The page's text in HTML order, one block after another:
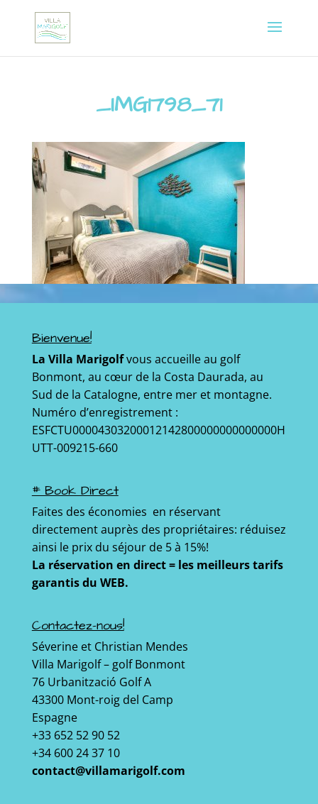
_IMG1798_71
Bienvenue!
La Villa Marigolfvous accueille au golf
Bonmont, au cœur de la Costa Daurada, au
Sud de la Catalogne, entre mer et montagne.
Numéro d’enregistrement :
ESFCTU00004303200012142800000000000000H
UTT-009215-660
# Book Direct
Faites des économies en réservant
directement auprès des propriétaires: réduisez
ainsi le prix du séjour de 5 à 15%!
La réservation en direct = les meilleurs tarifs
garantis du WEB.
Contactez-nous!
Séverine et Christian Mendes
Villa Marigolf – golf Bonmont
76 Urbanització Golf A
43300 Mont-roig del Camp
Espagne
+33 652 52 90 52
+34 600 24 37 10
contact@villamarigolf.com